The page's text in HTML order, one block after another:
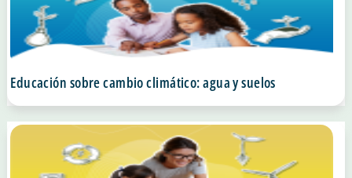
Educación sobre cambio climático: agua y suelos